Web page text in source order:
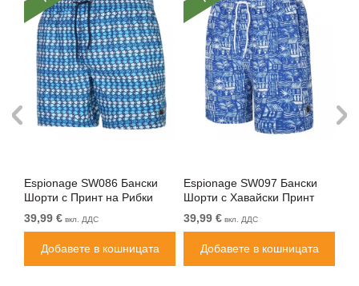
Espionage SW086 Бански
Шорти с Принт на Рибки
Синьо
39,99 € вкл. ДДС
Добавете в кошницата
Espionage SW097 Бански
Шорти с Хавайски Принт
Кралско Синьо/Бяло
39,99 € вкл. ДДС
Добавете в кошницата